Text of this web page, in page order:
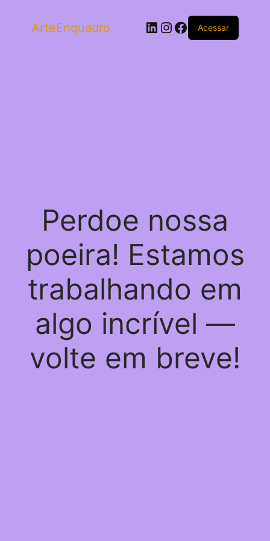
ArteEnquadro LinkedIn
Instagram
Facebook
Acessar
Perdoe nossa
poeira! Estamos
trabalhando em
algo incrível —
volte em breve!